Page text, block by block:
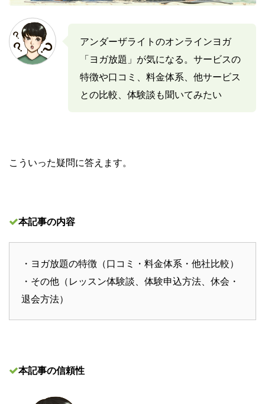
アンダーザライトのオンラインヨガ
「ヨガ放題」が気になる。サービスの
特徴や口コミ、料金体系、他サービス
との比較、体験談も聞いてみたい
こういった疑問に答えます。
本記事の内容
・ヨガ放題の特徴（口コミ・料金体系・他社比較）
・その他（レッスン体験談、体験申込方法、休会・
退会方法）
本記事の信頼性